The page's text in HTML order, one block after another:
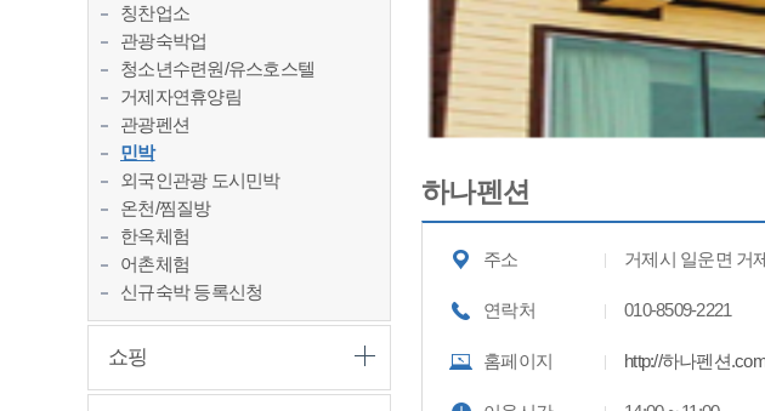
칭찬업소
관광숙박업
청소년수련원/유스호스텔
거제자연휴양림
관광펜션
민박
외국인관광 도시민박
온천/찜질방
한옥체험
어촌체험
신규숙박 등록신청
쇼핑
하나펜션
주소 거제시 일운면 거
연락처 010-8509-2221
홈페이지 http://하나펜션